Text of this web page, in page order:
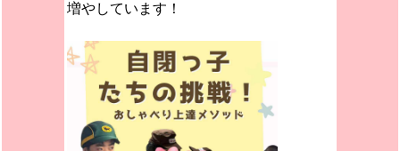
増やしています！